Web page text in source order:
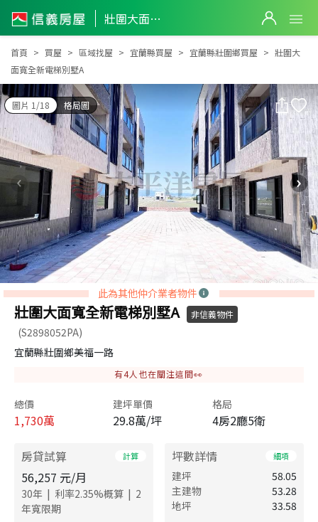
壯圍大面寬全新電梯別墅A
壯圍大面寬全新電梯別墅A
首頁 買屋 區域找屋 宜蘭縣買屋 宜蘭縣壯圍鄉買屋
壯圍大
面寬全新電梯別墅A
圖片 1/18 格局圖
此為其他仲介業者物件
壯圍大面寬全新電梯別墅A 非信義物件
(S2898052PA)
宜蘭縣壯圍鄉美福一路
有4人也在關注這間👀
總價
1,730萬
建坪單價
29.8萬/坪
格局
4房2廳5衛
房貸試算 計算
56,257 元/月
30年 | 利率2.35%概算 | 2
年寬限期
坪數詳情 細項
建坪
58.05
主建物
53.28
地坪
33.58